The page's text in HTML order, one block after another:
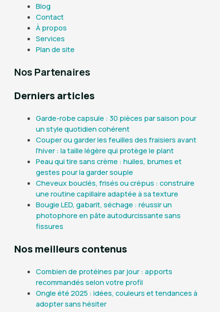
Blog
Contact
À propos
Services
Plan de site
Nos Partenaires
Derniers articles
Garde-robe capsule : 30 pièces par saison pour
un style quotidien cohérent
Couper ou garder les feuilles des fraisiers avant
l’hiver : la taille légère qui protège le plant
Peau qui tire sans crème : huiles, brumes et
gestes pour la garder souple
Cheveux bouclés, frisés ou crépus : construire
une routine capillaire adaptée à sa texture
Bougie LED, gabarit, séchage : réussir un
photophore en pâte autodurcissante sans
fissures
Nos meilleurs contenus
Combien de protéines par jour : apports
recommandés selon votre profil
Ongle été 2025 : idées, couleurs et tendances à
adopter sans hésiter